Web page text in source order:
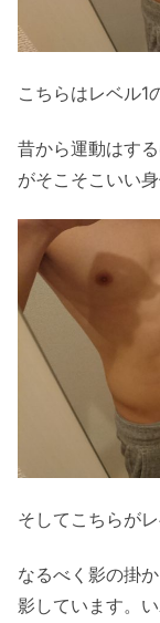
こちらはレベル1
昔から運動はす
がそこそこいい
そしてこちらが
なるべく影の掛
影しています。